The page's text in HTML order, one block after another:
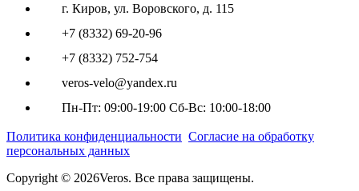
г. Киров, ул. Воровского, д. 115
+7 (8332) 69-20-96
+7 (8332) 752-754
veros-velo@yandex.ru
Пн-Пт: 09:00-19:00 Сб-Вс: 10:00-18:00
Политика конфиденциальности Согласие на обработку
персональных данных
Copyright © 2026Veros. Все права защищены.